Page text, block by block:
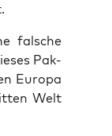
fal­sche
Pak­
Euro­pa
Welt